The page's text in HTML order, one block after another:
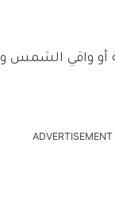
أو واقي
ADVERTISEMENT